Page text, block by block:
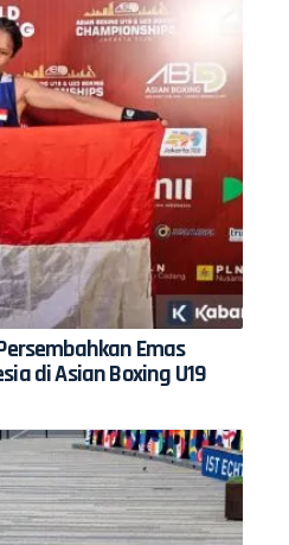
Emas
di Asian Boxing U19